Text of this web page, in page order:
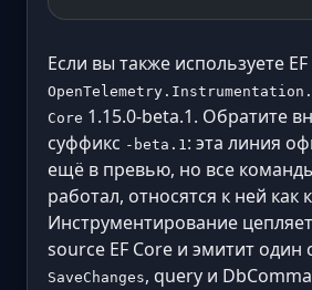
Если вы также используете
Core 1.15.0-beta.1. Обратите
суффикс -beta.1: эта линия
ещё в превью, но все
работал, относятся к ней как
Инструментирование
source EF Core и эмитит один
SaveChanges, query и